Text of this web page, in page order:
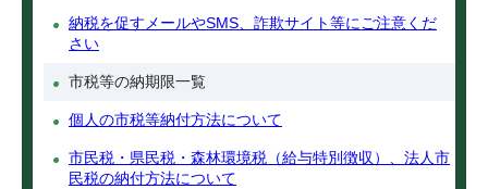
納税を促すメールやSMS、詐欺サイト等にご注意くだ
さい
市税等の納期限一覧
個人の市税等納付方法について
市民税・県民税・森林環境税（給与特別徴収）、法人市
民税の納付方法について